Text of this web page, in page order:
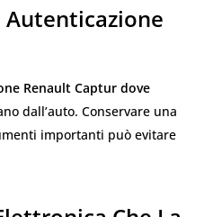
Autenticazione
Renault Captur dove
dall’auto. Conservare una
importanti può evitare